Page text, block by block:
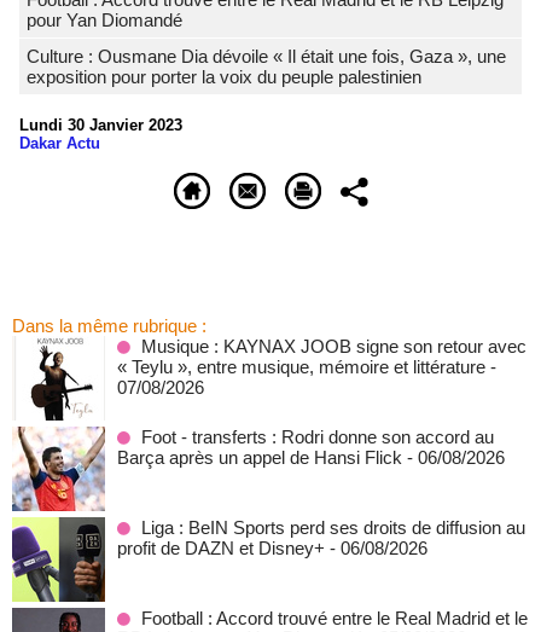
pour Yan Diomandé
Culture : Ousmane Dia dévoile « Il était une fois, Gaza », une
exposition pour porter la voix du peuple palestinien
Lundi 30 Janvier 2023
Dakar Actu
Dans la même rubrique :
Musique : KAYNAX JOOB signe son retour avec
« Teylu », entre musique, mémoire et littérature -
07/08/2026
Foot - transferts : Rodri donne son accord au
Barça après un appel de Hansi Flick - 06/08/2026
Liga : BeIN Sports perd ses droits de diffusion au
profit de DAZN et Disney+ - 06/08/2026
Football : Accord trouvé entre le Real Madrid et le